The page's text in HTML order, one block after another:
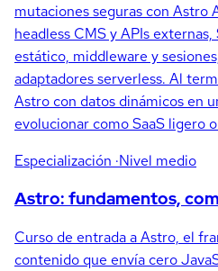
mutaciones seguras con Astro
headless CMS y APIs
estático, middleware y
adaptadores serverless. Al
Astro con datos dinámicos en
evolucionar como SaaS ligero
Especialización ·Nivel medio
Astro: fundamentos,
Curso de entrada a Astro, el
contenido que envía cero